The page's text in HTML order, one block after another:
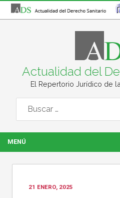
Actualidad del
El Repertorio Jurídico de
MENÚ
21 ENERO, 2025